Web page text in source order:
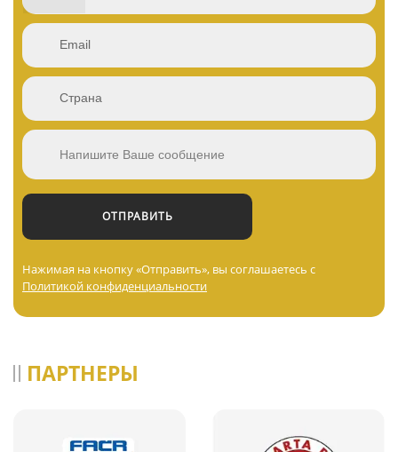
Нажимая на кнопку «Отправить», вы соглашаетесь с
Политикой конфиденциальности
ПАРТНЕРЫ